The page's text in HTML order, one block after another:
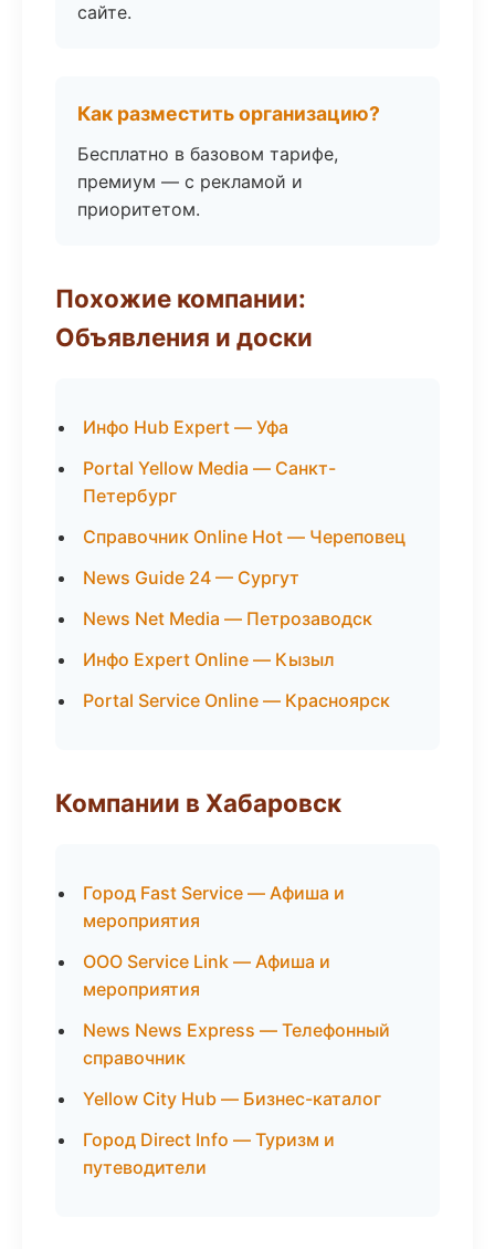
сайте.
Как разместить организацию?
Бесплатно в базовом тарифе,
премиум — с рекламой и
приоритетом.
Похожие компании:
Объявления и доски
Инфо Hub Expert — Уфа
Portal Yellow Media — Санкт-
Петербург
Справочник Online Hot — Череповец
News Guide 24 — Сургут
News Net Media — Петрозаводск
Инфо Expert Online — Кызыл
Portal Service Online — Красноярск
Компании в Хабаровск
Город Fast Service — Афиша и
мероприятия
ООО Service Link — Афиша и
мероприятия
News News Express — Телефонный
справочник
Yellow City Hub — Бизнес-каталог
Город Direct Info — Туризм и
путеводители